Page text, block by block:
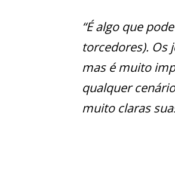
“É algo que
torcedores). Os
mas é muito
qualquer
muito claras